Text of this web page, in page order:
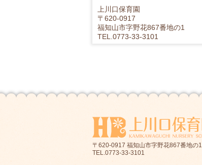
上川口保育園
〒620-0917
福知山市字野花867番地の1
TEL. 0773-33-3101
〒620-0917 福知山市字野花867番地の1
TEL.0773-33-3101